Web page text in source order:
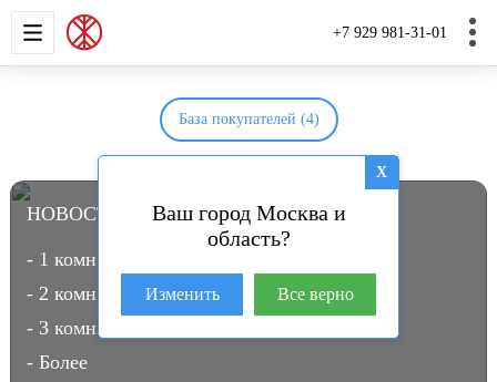
+7 929 981-31-01
НОВОСТРОЙКИ ДОМА И
X
Ваш город Москва и
область?
Изменить Все верно
База покупателей (4)
(3961)
НОВОСТРОЙКИ В МОСКВЕ
- 1 комн.
- 2 комн.
- 3 комн.
- Более